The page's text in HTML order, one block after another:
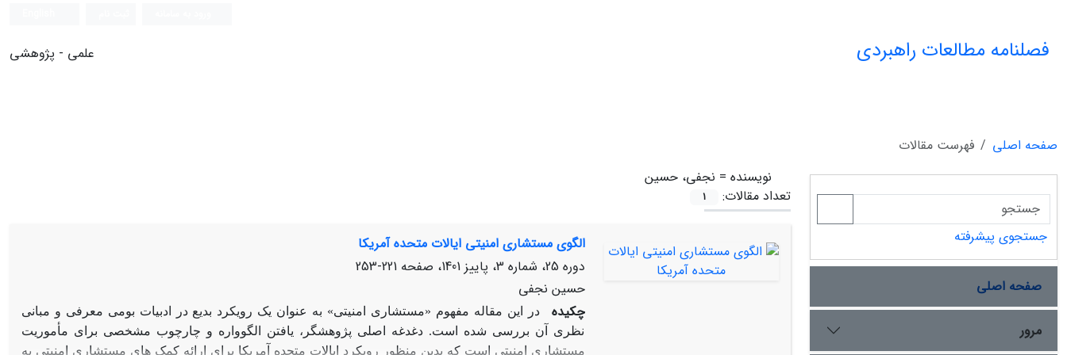
فصلنامه مطالعات راهبردی علمی - پژوهشی
صفحه اصلی
فهرست مقالات
نویسنده = نجفی، حسین
تعداد مقالات:
1
الگوی مستشاری امنیتی ایالات متحده آمریکا
دوره 25، شماره 3، پاییز 1401، صفحه
221-253
حسین نجفی
چکیده
در این مقاله مفهوم «مستشاری امنیتی» به عنوان یک رویکرد بدیع در ادبیات بومی معرفی و مبانی
نظری آن بررسی شده است. دغدغه اصلی پژوهشگر، یافتن الگوواره و چارچوب مشخصی برای ‏مأموریت
مستشاری امنیتی است که بدین منظور رویکرد ایالات متحده آمریکا برای ارائه کمک ‏های مستشاری امنیتی به
جستجوی پیشرفته
صفحه اصلی
مرور